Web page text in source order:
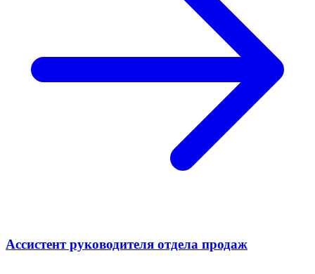
Ассистент руководителя отдела продаж